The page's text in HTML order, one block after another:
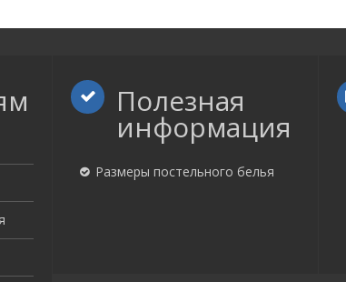
Полезная
информация
Размеры постельного белья